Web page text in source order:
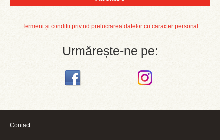
Termeni și condiții privind prelucrarea datelor cu caracter personal
Urmărește-ne pe:
Contact